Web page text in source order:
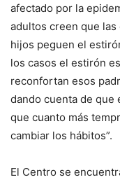
afectado por la
adultos creen que las
hijos peguen el
los casos el estirón
reconfortan esos
dando cuenta de que
que cuanto más
cambiar los hábitos”.
El Centro se